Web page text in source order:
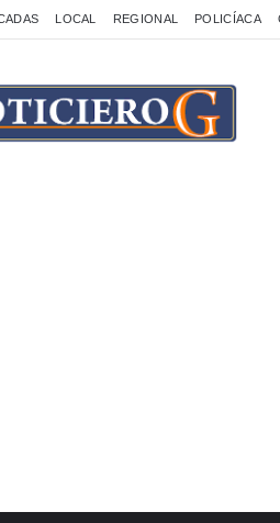
LOCAL REGIONAL POLICÍACA